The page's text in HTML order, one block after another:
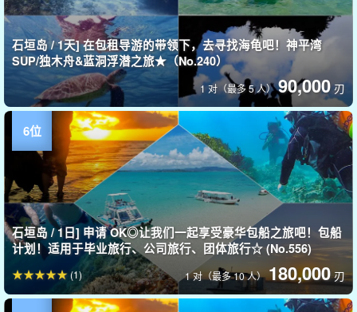
石垣岛 / 1天] 在包租导游的带领下，去寻找海龟吧！神平湾
SUP/独木舟&蓝洞浮潜之旅★（No.240）
1 对（最多 5 人）90,000 刃
石垣岛 / 1日] 申请 OK◎让我们一起享受豪华包船之旅吧！包船
计划！适用于毕业旅行、公司旅行、团体旅行☆ (No.556)
1 对（最多 10 人）180,000 刃
(1)